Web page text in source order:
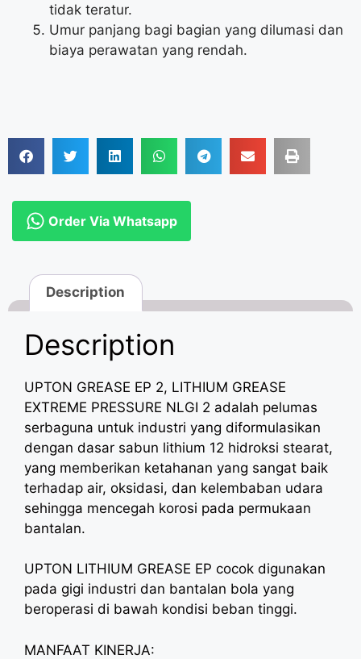
tidak teratur.
Umur panjang bagi bagian yang dilumasi dan
biaya perawatan yang rendah.
Order Via Whatsapp
Description
Description
UPTON GREASE EP 2, LITHIUM GREASE
EXTREME PRESSURE NLGI 2 adalah pelumas
serbaguna untuk industri yang diformulasikan
dengan dasar sabun lithium 12 hidroksi stearat,
yang memberikan ketahanan yang sangat baik
terhadap air, oksidasi, dan kelembaban udara
sehingga mencegah korosi pada permukaan
bantalan.
UPTON LITHIUM GREASE EP cocok digunakan
pada gigi industri dan bantalan bola yang
beroperasi di bawah kondisi beban tinggi.
MANFAAT KINERJA: